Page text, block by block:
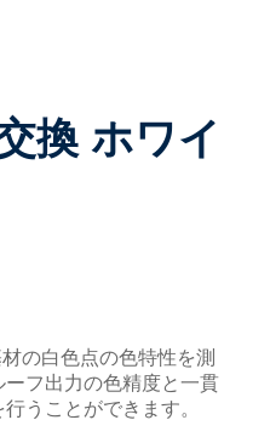
換 ホワイ
の白色点の色特性を測
フ出力の色精度と一貫
うことができます。